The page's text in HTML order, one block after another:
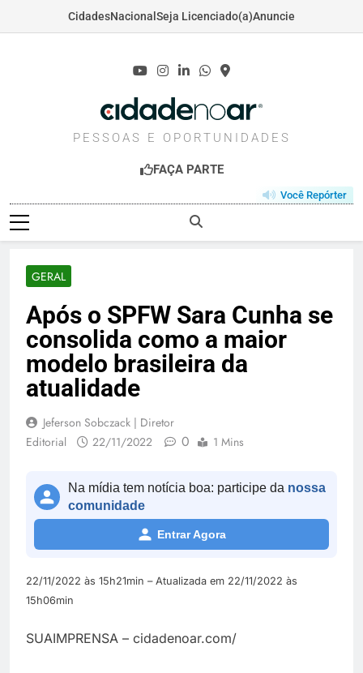
CidadesNacional Seja Licenciado(a)Anuncie
CIDADENOAR.COM
PESSOAS E OPORTUNIDADES
FAÇA PARTE
Você Repórter
GERAL
Após o SPFW Sara Cunha se
consolida como a maior
modelo brasileira da
atualidade
Jeferson Sobczack | Diretor
Editorial
22/11/2022 0 1 Mins
Na mídia tem notícia boa: participe da nossa
comunidade
Entrar Agora
22/11/2022 às 15h21min – Atualizada em 22/11/2022 às
15h06min
SUAIMPRENSA – cidadenoar.com/